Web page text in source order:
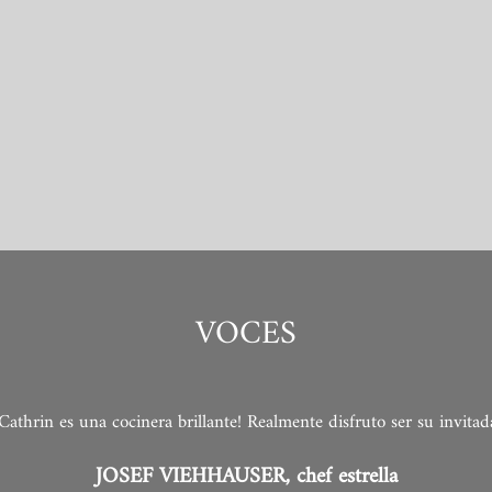
VOCES
es una cocinera brillante! Realmente disfruto ser su
JOSEF VIEHHAUSER, chef estrella